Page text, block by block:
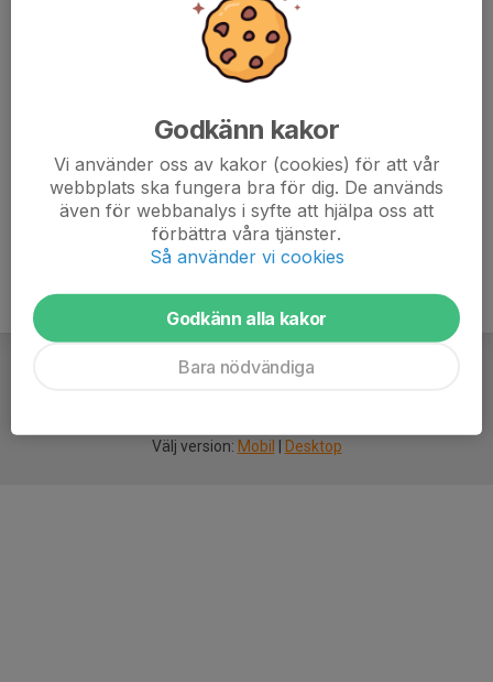
Välj version: Mobil Desktop
Godkänn kakor
Vi använder oss av kakor (cookies) för att vår
webbplats ska fungera bra för dig. De används
även för webbanalys i syfte att hjälpa oss att
förbättra våra tjänster.
Så använder vi cookies
Godkänn alla kakor
Bara nödvändiga